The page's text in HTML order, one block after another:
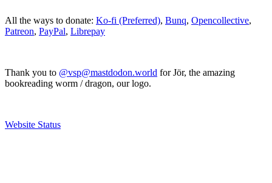
All the ways to donate: Ko-fi (Preferred), Bunq, Opencollective,
Patreon, PayPal, Librepay
Thank you to @vsp@mastdodon.world for Jör, the amazing
bookreading worm / dragon, our logo.
Website Status